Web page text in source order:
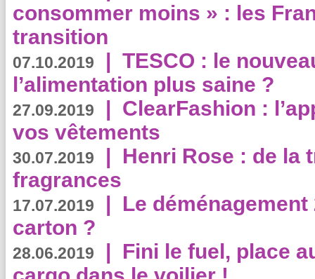
consommer moins » : les
transition
07.10.2019 | TESCO : le
l’alimentation plus saine ?
27.09.2019 | ClearFashion :
vos vêtements
30.07.2019 | Henri Rose : de la
fragrances
17.07.2019 | Le
carton ?
28.06.2019 | Fini le fuel, place